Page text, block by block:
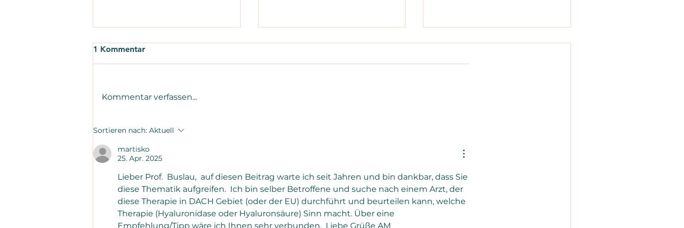
Kapillarmikroskopie bei
Fingernägel über die
Erkrankung verraten
als Einzeltherapie?
1 Kommentar
Kommentar verfassen...
Sortieren nach: Aktuell
martisko
25. Apr. 2025
Lieber Prof.  Buslau,  auf diesen Beitrag warte ich seit Jahren und bin dankbar, dass Sie
diese Thematik aufgreifen.  Ich bin selber Betroffene und suche nach einem Arzt, der
diese Therapie in DACH Gebiet (oder der EU) durchführt und beurteilen kann, welche
Therapie (Hyaluronidase oder Hyaluronsäure) Sinn macht. Über eine
Empfehlung/Tipp wäre ich Ihnen sehr verbunden.  Liebe Grüße AM